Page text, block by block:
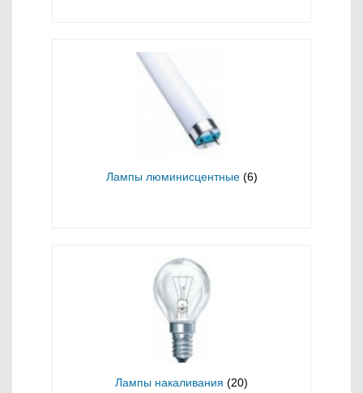
Лампы люминисцентные (6)
Лампы накаливания (20)